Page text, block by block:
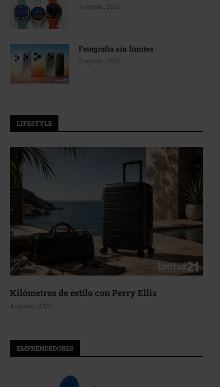
5 agosto, 2026
Fotografía sin límites
5 agosto, 2026
LIFESTYLE
Kilómetros de estilo con Perry Ellis
4 agosto, 2026
EMPRENDEDORES